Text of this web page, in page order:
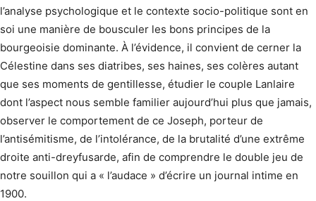
l’analyse psychologique et le contexte socio-politique sont en
soi une manière de bousculer les bons principes de la
bourgeoisie dominante. À l’évidence, il convient de cerner la
Célestine dans ses diatribes, ses haines, ses colères autant
que ses moments de gentillesse, étudier le couple Lanlaire
dont l’aspect nous semble familier aujourd’hui plus que jamais,
observer le comportement de ce Joseph, porteur de
l’antisémitisme, de l’intolérance, de la brutalité d’une extrême
droite anti-dreyfusarde, afin de comprendre le double jeu de
notre souillon qui a « l’audace » d’écrire un journal intime en
1900.